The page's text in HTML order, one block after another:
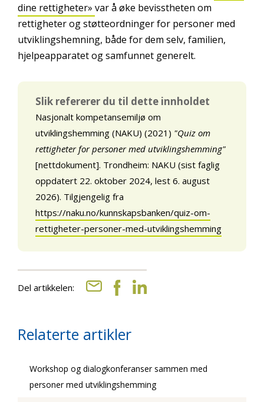
dine rettigheter» var å øke bevisstheten om
rettigheter og støtteordninger for personer med
utviklingshemning, både for dem selv, familien,
hjelpeapparatet og samfunnet generelt.
Slik refererer du til dette innholdet
Nasjonalt kompetansemiljø om
utviklingshemming (NAKU) (2021) "Quiz om
rettigheter for personer med utviklingshemming"
[nettdokument]. Trondheim: NAKU (sist faglig
oppdatert 22. oktober 2024, lest 6. august
2026). Tilgjengelig fra
https://naku.no/kunnskapsbanken/quiz-om-
rettigheter-personer-med-utviklingshemming
Del artikkelen:
Relaterte artikler
Workshop og dialogkonferanser sammen med
personer med utviklingshemming